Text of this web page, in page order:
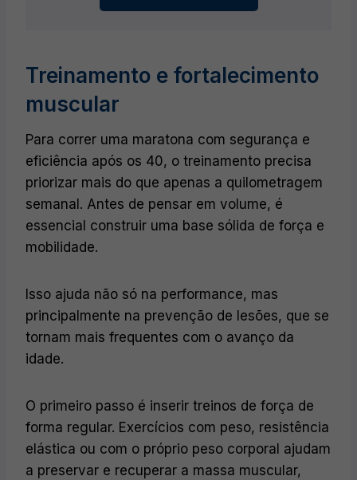
Treinamento e fortalecimento
muscular
Para correr uma maratona com segurança e
eficiência após os 40, o treinamento precisa
priorizar mais do que apenas a quilometragem
semanal. Antes de pensar em volume, é
essencial construir uma base sólida de força e
mobilidade.
Isso ajuda não só na performance, mas
principalmente na prevenção de lesões, que se
tornam mais frequentes com o avanço da
idade.
O primeiro passo é inserir treinos de força de
forma regular. Exercícios com peso, resistência
elástica ou com o próprio peso corporal ajudam
a preservar e recuperar a massa muscular,